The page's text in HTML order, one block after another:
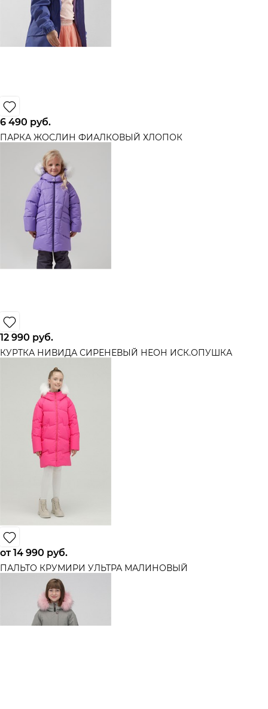
6 490 руб.
ПАРКА ЖОСЛИН ФИАЛКОВЫЙ ХЛОПОК
12 990 руб.
КУРТКА НИВИДА СИРЕНЕВЫЙ НЕОН ИСК.ОПУШКА
от14 990 руб.
ПАЛЬТО КРУМИРИ УЛЬТРА МАЛИНОВЫЙ